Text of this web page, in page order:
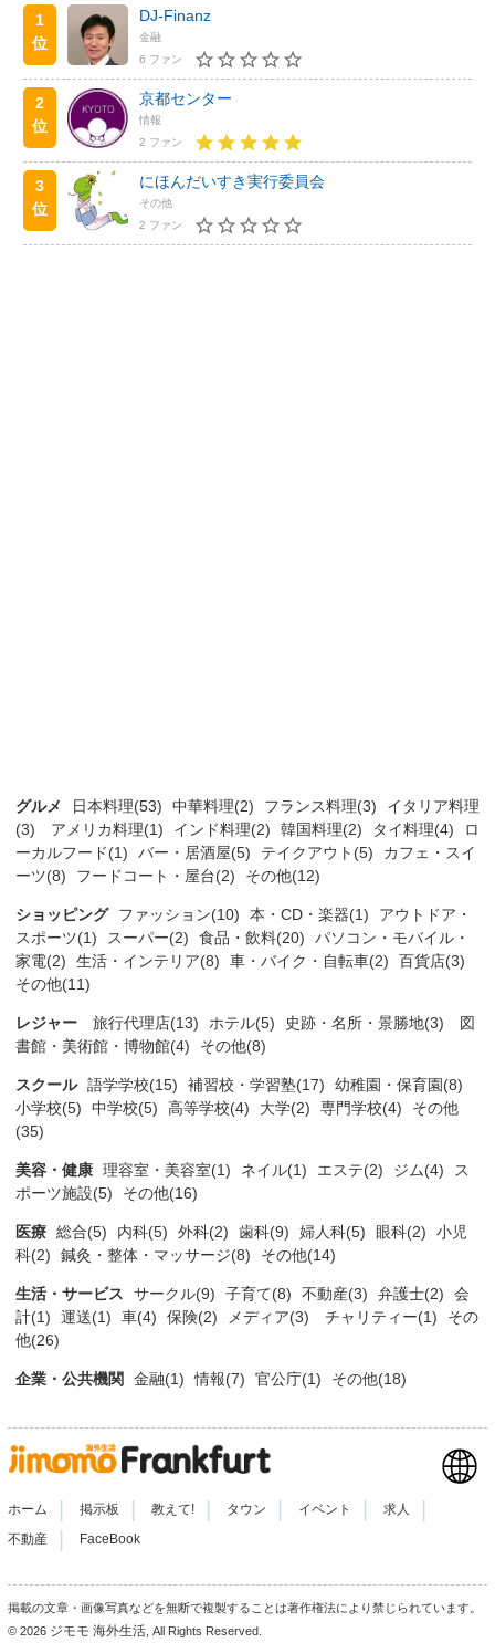
1
位
DJ-Finanz
金融
6 ファン
2
位
京都センター
情報
2 ファン
3
位
にほんだいすき実行委員会
その他
2 ファン
グルメ 日本料理(53) 中華料理(2) フランス料理(3)
イタリア料理
(3)
アメリカ料理(1) インド料理(2) 韓国料理(2) タイ料理(4)
ロ
ーカルフード(1)
バー・居酒屋(5) テイクアウト(5)
カフェ・スイ
ーツ(8)
フードコート・屋台(2) その他(12)
ショッピング ファッション(10) 本・CD・楽器(1)
アウトドア・
スポーツ(1)
スーパー(2) 食品・飲料(20)
パソコン・モバイル・
家電(2)
生活・インテリア(8) 車・バイク・自転車(2)
百貨店(3)
その他(11)
レジャー 旅行代理店(13) ホテル(5) 史跡・名所・景勝地(3)
図
書館・美術館・博物館(4)
その他(8)
スクール 語学学校(15) 補習校・学習塾(17)
幼稚園・保育園(8)
小学校(5)
中学校(5) 高等学校(4) 大学(2) 専門学校(4)
その他
(35)
美容・健康 理容室・美容室(1) ネイル(1) エステ(2) ジム(4)
ス
ポーツ施設(5)
その他(16)
医療 総合(5) 内科(5) 外科(2) 歯科(9) 婦人科(5) 眼科(2)
小児
科(2)
鍼灸・整体・マッサージ(8) その他(14)
生活・サービス サークル(9) 子育て(8) 不動産(3) 弁護士(2)
会
計(1)
運送(1) 車(4) 保険(2) メディア(3) チャリティー(1)
その
他(26)
企業・公共機関 金融(1) 情報(7) 官公庁(1) その他(18)
ホーム 掲示板 教えて! タウン イベント 求人
不動産 FaceBook
掲載の文章・画像写真などを無断で複製することは著作権法により禁じられています。
© 2026 ジモモ 海外生活 , All Rights Reserved.